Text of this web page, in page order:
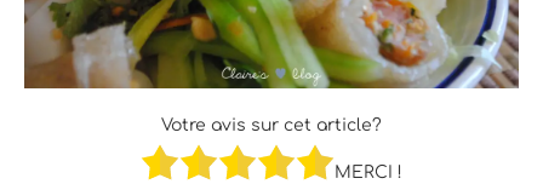
Votre avis sur cet article?
MERCI !